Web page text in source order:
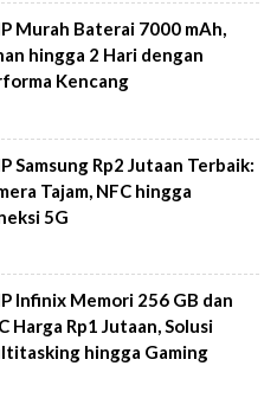
Murah Baterai 7000 mAh,
hingga 2 Hari dengan
Kencang
Samsung Rp2 Jutaan Terbaik:
Tajam, NFC hingga
5G
Infinix Memori 256 GB dan
Harga Rp1 Jutaan, Solusi
hingga Gaming